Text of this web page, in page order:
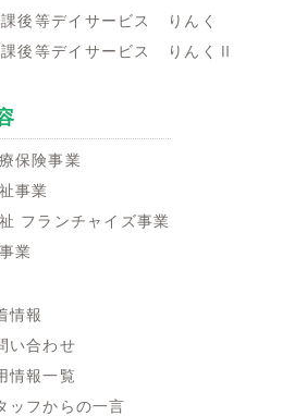
後等デイサービス りんく
課後等デイサービス りんくⅡ
保険事業
事業
フランチャイズ事業
業
情報
い合わせ
情報一覧
ッフからの一言